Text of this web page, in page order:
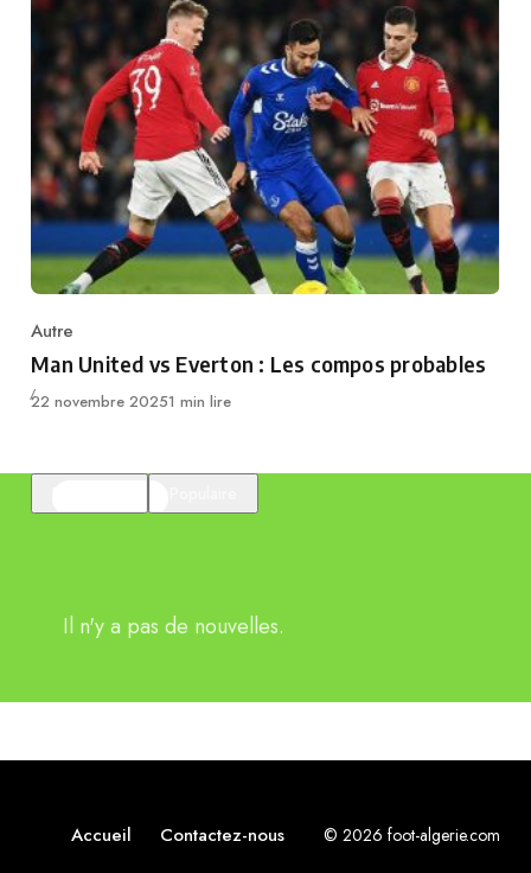
Category
Autre
Man United vs Everton : Les compos probables
Publié
22 novembre 20251 min lire
Il n'y a pas de nouvelles.
Accueil Contactez-nous © 2026 foot-algerie.com